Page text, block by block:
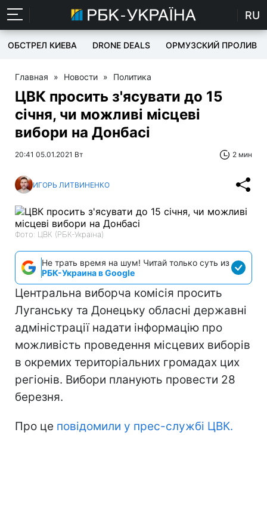
RU
ОБСТРЕЛ КИЕВА DRONE DEALS ОРМУЗСКИЙ ПРОЛИВ
Главная » Новости » Политика
ЦВК просить з'ясувати до 15
січня, чи можливі місцеві
вибори на Донбасі
20:41 05.01.2021 Вт 2 мин
ИГОРЬ ЛИТВИНЕНКО
Фото: ЦВК (РБК-Україна)
Не трать время на шум! Читай только суть из
РБК-Украина в Google
Центральна виборча комісія просить
Луганську та Донецьку обласні державні
адміністрації надати інформацію про
можливість проведення місцевих виборів
в окремих територіальних громадах цих
регіонів. Вибори планують провести 28
березня.
Про це повідомили у прес-службі ЦВК.